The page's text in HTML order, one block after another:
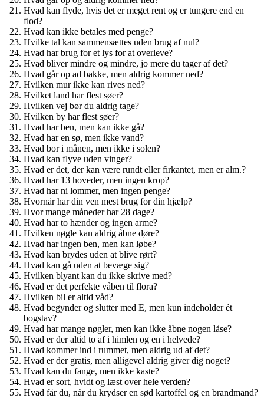
Hvad kan flyde, hvis det er meget rent og er tungere end en
flod?
Hvad kan ikke betales med penge?
Hvilke tal kan sammensættes uden brug af nul?
Hvad har brug for et lys for at overleve?
Hvad bliver mindre og mindre, jo mere du tager af det?
Hvad går op ad bakke, men aldrig kommer ned?
Hvilken mur ikke kan rives ned?
Hvilket land har flest søer?
Hvilken vej bør du aldrig tage?
Hvilken by har flest søer?
Hvad har ben, men kan ikke gå?
Hvad har en sø, men ikke vand?
Hvad bor i månen, men ikke i solen?
Hvad kan flyve uden vinger?
Hvad er det, der kan være rundt eller firkantet, men er alm.?
Hvad har 13 hoveder, men ingen krop?
Hvad har ni lommer, men ingen penge?
Hvornår har din ven mest brug for din hjælp?
Hvor mange måneder har 28 dage?
Hvad har to hænder og ingen arme?
Hvilken nøgle kan aldrig åbne døre?
Hvad har ingen ben, men kan løbe?
Hvad kan brydes uden at blive rørt?
Hvad kan gå uden at bevæge sig?
Hvilken blyant kan du ikke skrive med?
Hvad er det perfekte våben til flora?
Hvilken bil er altid våd?
Hvad begynder og slutter med E, men kun indeholder ét
bogstav?
Hvad har mange nøgler, men kan ikke åbne nogen låse?
Hvad er der altid to af i himlen og en i helvede?
Hvad kommer ind i rummet, men aldrig ud af det?
Hvad er der gratis, men alligevel aldrig giver dig noget?
Hvad kan du fange, men ikke kaste?
Hvad er sort, hvidt og læst over hele verden?
Hvad får du, når du krydser en sød kartoffel og en brandmand?